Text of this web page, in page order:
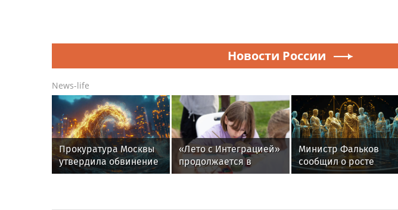
Новости России
News-life
Прокуратура Москвы
утвердила обвинение
за подставное ДТП и
«Лето с Интеграцией»
продолжается в
августе —
Министр Фальков
сообщил о росте
популярности вузов в